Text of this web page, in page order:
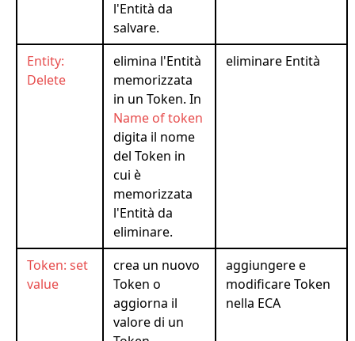
l'Entità da
salvare.
Entity:
Delete
elimina l'Entità
memorizzata
in un Token. In
Name of token
digita il nome
del Token in
cui è
memorizzata
l'Entità da
eliminare.
eliminare Entità
Token: set
value
crea un nuovo
Token o
aggiorna il
valore di un
aggiungere e
modificare Token
nella ECA